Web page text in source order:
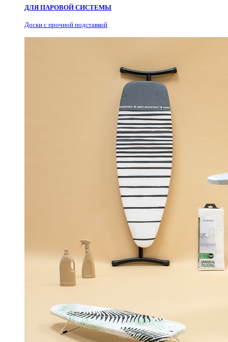
ДЛЯ ПАРОВОЙ СИСТЕМЫ
Доски с прочной подставкой